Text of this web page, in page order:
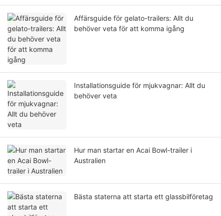
Affärsguide för gelato-trailers: Allt du
behöver veta för att komma igång
Installationsguide för mjukvagnar: Allt du
behöver veta
Hur man startar en Acai Bowl-trailer i
Australien
Bästa staterna att starta ett glassbilföretag